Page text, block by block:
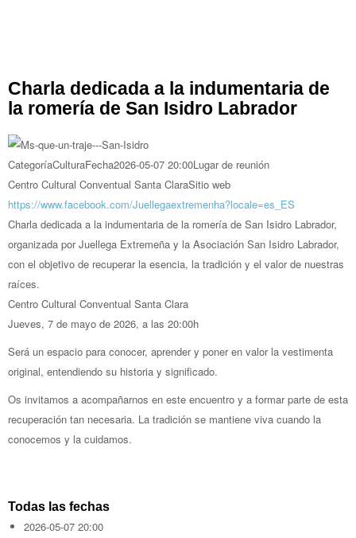
Charla dedicada a la indumentaria de
la romería de San Isidro Labrador
CategoríaCulturaFecha2026-05-07 20:00Lugar de reunión
Centro Cultural Conventual Santa ClaraSitio web
https://www.facebook.com/Juellegaextremenha?locale=es_ES
Charla dedicada a la indumentaria de la romería de San Isidro Labrador,
organizada por Juellega Extremeña y la Asociación San Isidro Labrador,
con el objetivo de recuperar la esencia, la tradición y el valor de nuestras
raíces.
Centro Cultural Conventual Santa Clara
Jueves, 7 de mayo de 2026, a las 20:00h
Será un espacio para conocer, aprender y poner en valor la vestimenta
original, entendiendo su historia y significado.
Os invitamos a acompañarnos en este encuentro y a formar parte de esta
recuperación tan necesaria. La tradición se mantiene viva cuando la
conocemos y la cuidamos.
Todas las fechas
2026-05-07 20:00